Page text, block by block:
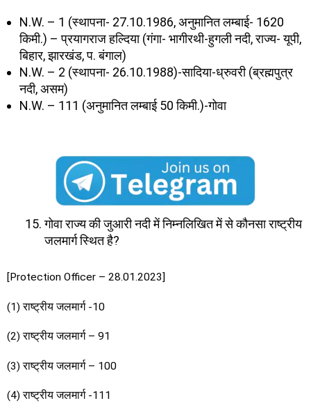
N.W. – 1 (स्थापना- 27.10.1986, अनुमानित लम्बाई- 1620
किमी.) – प्रयागराज हल्दिया (गंगा- भागीरथी-हुगली नदी, राज्य- यूपी,
बिहार, झारखंड, प. बंगाल)
N.W. – 2 (स्थापना- 26.10.1988)-सादिया-ध्रुवरी (ब्रह्मपुत्र
नदी, असम)
N.W. – 111 (अनुमानित लम्बाई 50 किमी.)-गोवा
गोवा राज्य की जुआरी नदी में निम्नलिखित में से कौनसा राष्ट्रीय
जलमार्ग स्थित है?
[Protection Officer – 28.01.2023]
(1) राष्ट्रीय जलमार्ग -10
(2) राष्ट्रीय जलमार्ग – 91
(3) राष्ट्रीय जलमार्ग – 100
(4) राष्ट्रीय जलमार्ग -111